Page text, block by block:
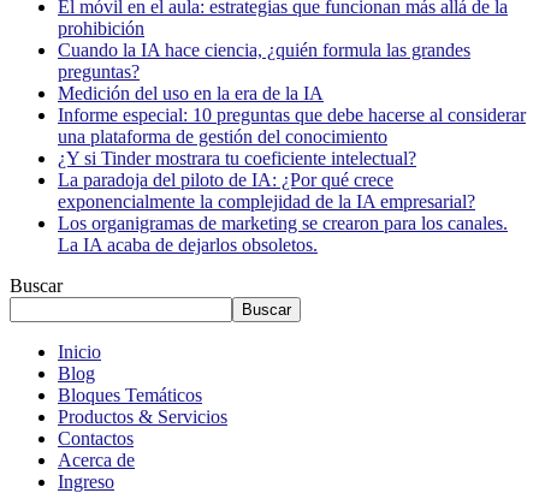
El móvil en el aula: estrategias que funcionan más allá de la
prohibición
Cuando la IA hace ciencia, ¿quién formula las grandes
preguntas?
Medición del uso en la era de la IA
Informe especial: 10 preguntas que debe hacerse al considerar
una plataforma de gestión del conocimiento
¿Y si Tinder mostrara tu coeficiente intelectual?
La paradoja del piloto de IA: ¿Por qué crece
exponencialmente la complejidad de la IA empresarial?
Los organigramas de marketing se crearon para los canales.
La IA acaba de dejarlos obsoletos.
Buscar
Buscar
Inicio
Blog
Bloques Temáticos
Productos & Servicios
Contactos
Acerca de
Ingreso